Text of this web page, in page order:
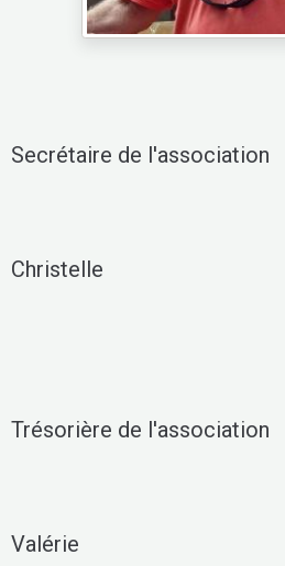
Secrétaire de
Christelle
Trésorière de l'association
Valérie